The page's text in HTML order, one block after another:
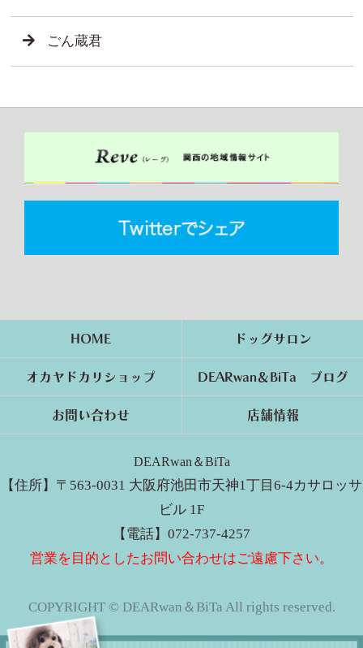
ごん蔵君
HOME ドッグサロン
オカヤドカリショップ DEARwan＆BiTa ブログ
お問い合わせ 店舗情報
DEARwan＆BiTa
【住所】〒563-0031 大阪府池田市天神1丁目6-4カサロッサ
ビル 1F
【電話】072-737-4257
営業を目的としたお問い合わせはご遠慮下さい。
COPYRIGHT © DEARwan＆BiTa All rights reserved.